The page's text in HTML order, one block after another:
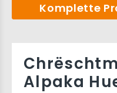
Komplette
Alpaka